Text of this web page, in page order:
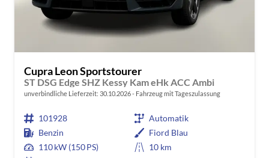
Cupra Leon Sportstourer
ST DSG Edge SHZ Kessy Kam eHk ACC Ambi
unverbindliche Lieferzeit: 30.10.2026 Fahrzeug mit Tageszulassung
101928
Automatik
Benzin
Fiord Blau
110 kW (150 PS)
10 km